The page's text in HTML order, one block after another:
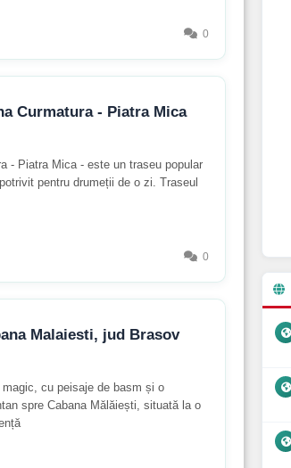
0
Curmatura - Piatra Mica
- Piatra Mica - este un traseu popular
pentru drumeții de o zi. Traseul
0
Malaiesti, jud Brasov
cu peisaje de basm și o
spre Cabana Mălăiești, situată la o